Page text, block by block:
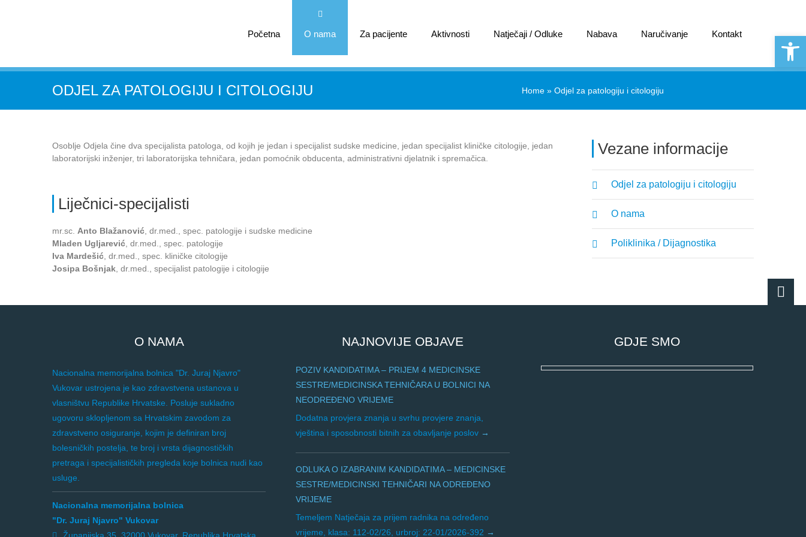
Početna O nama Za pacijente Aktivnosti Natječaji / Odluke Nabava Naručivanje Kontakt
ODJEL ZA PATOLOGIJU I CITOLOGIJU Home » Odjel za patologiju i citologiju
Vezane informacije
Odjel za patologiju i citologiju
O nama
Poliklinika / Dijagnostika
Osoblje Odjela čine dva specijalista patologa, od kojih je jedan i specijalist sudske medicine, jedan specijalist kliničke citologije, jedan
laboratorijski inženjer, tri laboratorijska tehničara, jedan pomoćnik obducenta, administrativni djelatnik i spremačica.
Liječnici-specijalisti
mr.sc. Anto Blažanović , dr.med., spec. patologije i sudske medicine
Mladen Ugljarević , dr.med., spec. patologije
Iva Mardešić , dr.med., spec. kliničke citologije
Josipa Bošnjak , dr.med., specijalist patologije i citologije
O NAMA
Nacionalna memorijalna bolnica "Dr. Juraj Njavro"
Vukovar ustrojena je kao zdravstvena ustanova u
vlasništvu Republike Hrvatske. Posluje sukladno
ugovoru sklopljenom sa Hrvatskim zavodom za
zdravstveno osiguranje, kojim je definiran broj
bolesničkih postelja, te broj i vrsta dijagnostičkih
pretraga i specijalističkih pregleda koje bolnica nudi kao
usluge.
Nacionalna memorijalna bolnica
"Dr. Juraj Njavro" Vukovar
NAJNOVIJE OBJAVE
POZIV KANDIDATIMA – PRIJEM 4 MEDICINSKE
SESTRE/MEDICINSKA TEHNIČARA U BOLNICI NA
NEODREĐENO VRIJEME
Dodatna provjera znanja u svrhu provjere znanja,
vještina i sposobnosti bitnih za obavljanje poslov
ODLUKA O IZABRANIM KANDIDATIMA – MEDICINSKE
SESTRE/MEDICINSKI TEHNIČARI NA ODREĐENO
VRIJEME
Temeljem Natječaja za prijem radnika na određeno
vrijeme, klasa: 112-02/26, urbroj: 22-01/2026-392
GDJE SMO